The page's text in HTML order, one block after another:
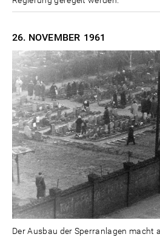
26. NOVEMBER 1961
Der Ausbau der Sperranlagen macht